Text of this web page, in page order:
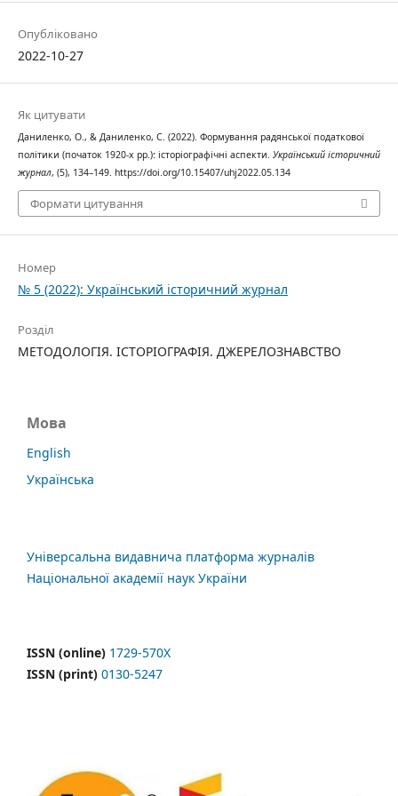
Опубліковано
2022-10-27
Як цитувати
Даниленко, О., & Даниленко, С. (2022). Формування радянської податкової
політики (початок 1920-х рр.): історіографічні аспекти. Український історичний
журнал, (5), 134–149. https://doi.org/10.15407/uhj2022.05.134
Формати цитування
Номер
№ 5 (2022): Український історичний журнал
Розділ
МЕТОДОЛОГІЯ. ІСТОРІОГРАФІЯ. ДЖЕРЕЛОЗНАВСТВО
Мова
English
Українська
Універсальна видавнича платформа журналів
Національної академії наук України
ISSN (online) 1729-570X
ISSN (print) 0130-5247